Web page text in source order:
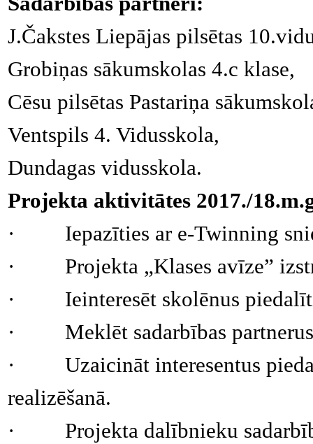
J.Čakstes Liepājas pilsētas
Grobiņas sākumskolas 4.c klase,
Cēsu pilsētas Pastariņa
Ventspils 4. Vidusskola,
Dundagas vidusskola.
Projekta aktivitātes 2017./
·
Iepazīties ar e-Twinning
·
Projekta „Klases avīze”
·
Ieinteresēt skolēnus
·
Meklēt sadarbības
·
Uzaicināt interesentus
realizēšanā.
·
Projekta dalībnieku